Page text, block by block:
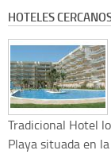
HOTELES
Tradicional Hotel
Playa situada en